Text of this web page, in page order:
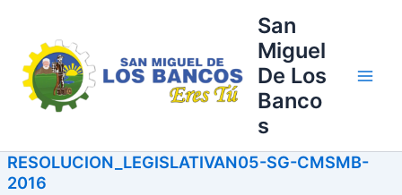
contenido
San
Miguel
De Los
Banco
s
RESOLUCION_LEGISLATIVAN05-SG-CMSMB-
2016